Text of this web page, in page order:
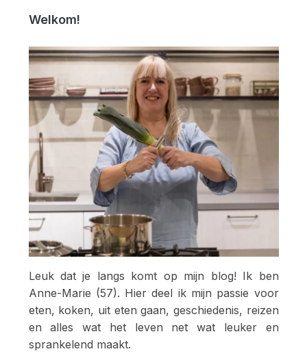
Welkom!
Leuk dat je langs komt op mijn blog! Ik ben
Anne-Marie (57). Hier deel ik mijn passie voor
eten, koken, uit eten gaan, geschiedenis, reizen
en alles wat het leven net wat leuker en
sprankelend maakt.